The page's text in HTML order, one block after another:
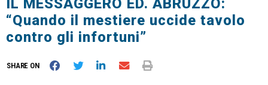
IL MESSAGGERO ED. ABRUZZO:
“Quando il mestiere uccide tavolo
contro gli infortuni”
SHARE ON